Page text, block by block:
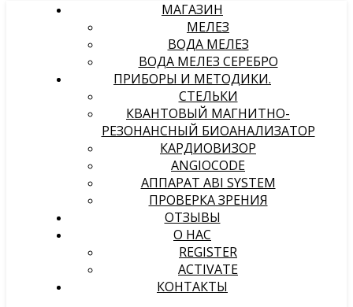
МАГАЗИН
МЕЛЕЗ
ВОДА МЕЛЕЗ
ВОДА МЕЛЕЗ СЕРЕБРО
ПРИБОРЫ И МЕТОДИКИ.
СТЕЛЬКИ
КВАНТОВЫЙ МАГНИТНО-
РЕЗОНАНСНЫЙ БИОАНАЛИЗАТОР
КАРДИОВИЗОР
ANGIOCODE
АППАРАТ ABI SYSTEM
ПРОВЕРКА ЗРЕНИЯ
ОТЗЫВЫ
О НАС
REGISTER
ACTIVATE
КОНТАКТЫ